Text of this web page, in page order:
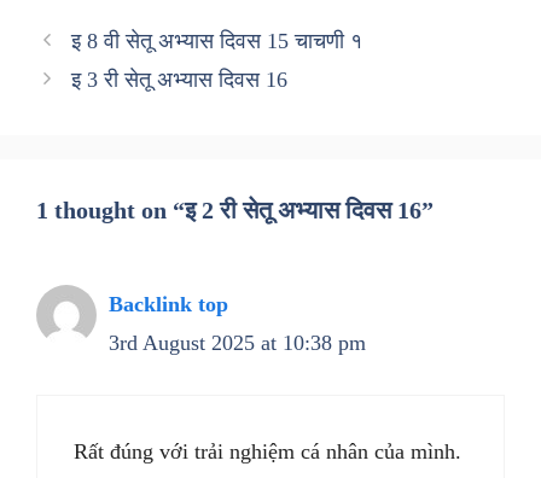
इ 8 वी सेतू अभ्यास दिवस 15 चाचणी १
इ 3 री सेतू अभ्यास दिवस 16
1 thought on “इ 2 री सेतू अभ्यास दिवस 16”
Backlink top
3rd August 2025 at 10:38 pm
Rất đúng với trải nghiệm cá nhân của mình.